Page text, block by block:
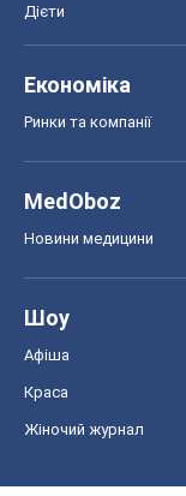
Дієти
Економіка
Ринки та компанії
MedOboz
Новини медицини
Шоу
Афіша
Краса
Жіночий журнал